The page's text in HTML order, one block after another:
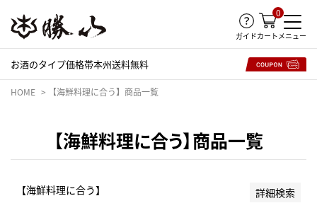
ガイドカート
0
メニュー
お酒のタイプ価格帯本州送料無料
HOME 【海鮮料理に合う】商品一覧
【海鮮料理に合う】商品一覧
【海鮮料理に合う】 詳細検索
並び順
新着順
登録順
価格が安い順
価格が高い順
キーワードヒット順
検索